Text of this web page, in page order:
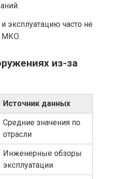
эксплуатацию часто не
МКО.
из-за
Источник данных
Средние значения по
отрасли
Инженерные обзоры
эксплуатации